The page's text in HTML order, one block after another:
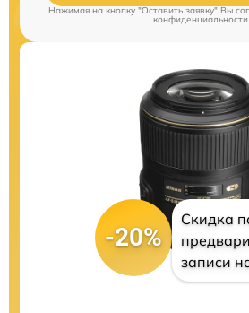
Нажимая на кнопку "Оставить заявку" Вы
конфиденциальности
-20%
Скидка
записи